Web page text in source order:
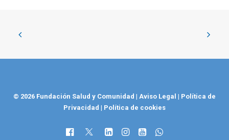
© 2026 Fundación Salud y Comunidad | Aviso Legal | Política de
Privacidad | Política de cookies